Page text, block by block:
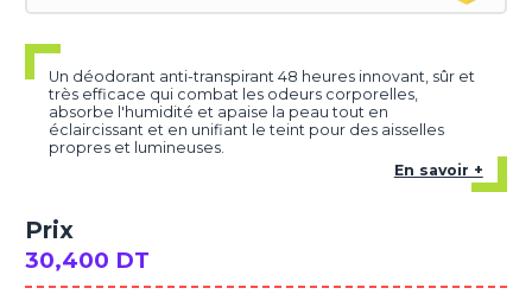
Un déodorant anti-transpirant 48 heures innovant, sûr et
très efficace qui combat les odeurs corporelles,
absorbe l'humidité et apaise la peau tout en
éclaircissant et en unifiant le teint pour des aisselles
propres et lumineuses.
En savoir +
Prix
30,400 DT